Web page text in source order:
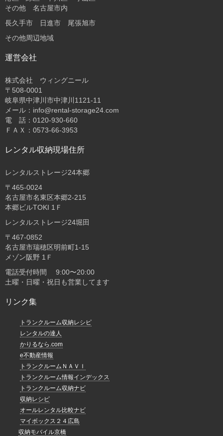
その他 名古屋市内
長久手市 日進市 尾張旭市
その他周辺地域
運営会社
株式会社 ウィングニール
〒508-0001
岐阜県中津川市中津川1121-11
メール：info@rental-storage24.com
電 話：0120-930-660
ＦＡＸ：0573-66-3953
レンタル収納現場住所
レンタルストレージ24本郷
〒465-0024
名古屋市名東区本郷2-215
本郷ビルTOKI 1Ｆ
レンタルストレージ24堀田
〒467-0852
名古屋市瑞穂区明前町1-15
メゾン阪野 1Ｆ
電話受付時間 9:00〜20:00
土曜・日曜・祝日も営業してます
リンク集
トランクルーム収納レシピ
レンタルの達人
かりるなら.com
e不動産情報
トランクルームＮＡＶＩ
トランクルーム情報インデックス
トランクルーム収納ナビ
収納レシピ
オールレンタル比較ナビ
マイボックス２４広島
収納モバイル京橋